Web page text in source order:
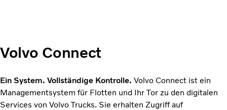
Volvo Connect
Ein System. Vollständige Kontrolle. Volvo Connect ist ein
Managementsystem für Flotten und Ihr Tor zu den digitalen
Services von Volvo Trucks. Sie erhalten Zugriff auf